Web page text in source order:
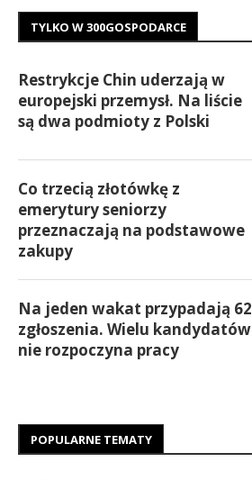
TYLKO W 300GOSPODARCE
Restrykcje Chin uderzają w
europejski przemysł. Na liście
są dwa podmioty z Polski
Co trzecią złotówkę z
emerytury seniorzy
przeznaczają na podstawowe
zakupy
Na jeden wakat przypadają 62
zgłoszenia. Wielu kandydatów
nie rozpoczyna pracy
POPULARNE TEMATY